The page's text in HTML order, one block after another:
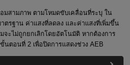
มสามภาพ ตามโหมดขับเคลื่อนที่ระบุ ใน
ตรฐาน ค่าแสงที่ลดลง และค่าแสงที่เพิ่มขึ้น
จะไม่ถูกยกเลิกโดยอัตโนมัติ หากต้องการ
นตอนที่ 2 เพื่อปิดการแสดงช่วง AEB